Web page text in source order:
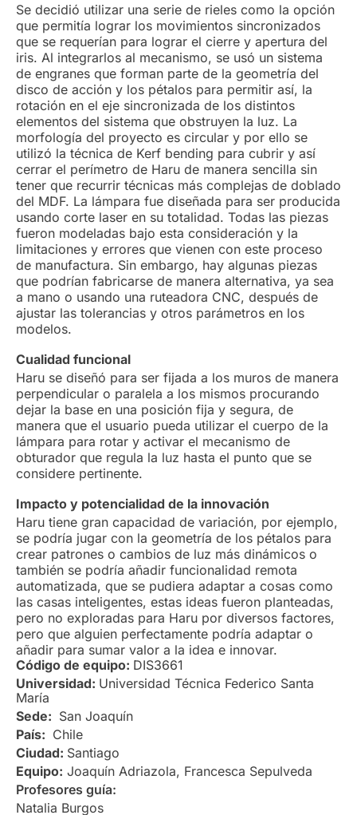
Código de equipo: DIS3661
Universidad: Universidad Técnica Federico Santa
María
Sede: San Joaquín
País: Chile
Ciudad: Santiago
Equipo: Joaquín Adriazola, Francesca Sepulveda
Profesores guía:
Natalia Burgos
Se decidió utilizar una serie de rieles como la opción
que permitía lograr los movimientos sincronizados
que se requerían para lograr el cierre y apertura del
iris. Al integrarlos al mecanismo, se usó un sistema
de engranes que forman parte de la geometría del
disco de acción y los pétalos para permitir así, la
rotación en el eje sincronizada de los distintos
elementos del sistema que obstruyen la luz. La
morfología del proyecto es circular y por ello se
utilizó la técnica de Kerf bending para cubrir y así
cerrar el perímetro de Haru de manera sencilla sin
tener que recurrir técnicas más complejas de doblado
del MDF. La lámpara fue diseñada para ser producida
usando corte laser en su totalidad. Todas las piezas
fueron modeladas bajo esta consideración y la
limitaciones y errores que vienen con este proceso
de manufactura. Sin embargo, hay algunas piezas
que podrían fabricarse de manera alternativa, ya sea
a mano o usando una ruteadora CNC, después de
ajustar las tolerancias y otros parámetros en los
modelos.
Cualidad funcional
Haru se diseñó para ser fijada a los muros de manera
perpendicular o paralela a los mismos procurando
dejar la base en una posición fija y segura, de
manera que el usuario pueda utilizar el cuerpo de la
lámpara para rotar y activar el mecanismo de
obturador que regula la luz hasta el punto que se
considere pertinente.
Impacto y potencialidad de la innovación
Haru tiene gran capacidad de variación, por ejemplo,
se podría jugar con la geometría de los pétalos para
crear patrones o cambios de luz más dinámicos o
también se podría añadir funcionalidad remota
automatizada, que se pudiera adaptar a cosas como
las casas inteligentes, estas ideas fueron planteadas,
pero no exploradas para Haru por diversos factores,
pero que alguien perfectamente podría adaptar o
añadir para sumar valor a la idea e innovar.